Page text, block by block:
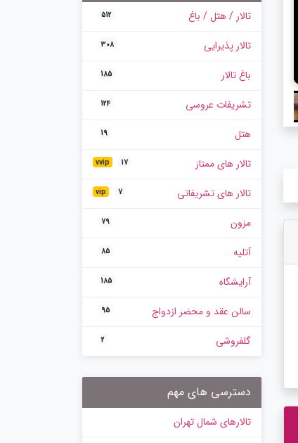
تالار / هتل / باغ 512
تالار پذیرایی 308
باغ تالار 185
تشریفات عروسی 124
هتل 19
تالار های ممتاز vvip 17
تالار های تشریفاتی vip 7
مزون 79
آتلیه 85
آرایشگاه 185
سالن عقد و محضر ازدواج 95
گلفروشی 2
دسترسی های مهم
تالارهای شمال تهران